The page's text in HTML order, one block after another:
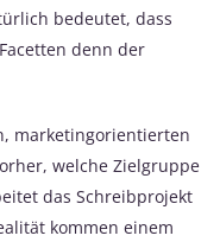
bedeutet, dass
denn der
marketingorientierten
welche Zielgruppe
das Schreibprojekt
kommen einem